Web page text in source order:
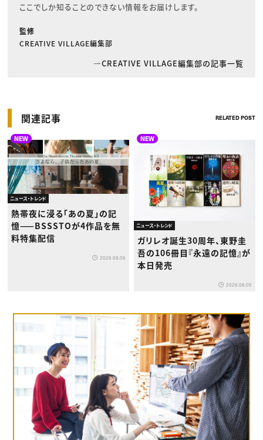
ここでしか知ることのできない情報をお届けします。
監修
CREATIVE VILLAGE編集部
CREATIVE VILLAGE編集部の記事一覧
関連記事 RELATED POST
NEW
ニュース・トレンド
熱帯夜に浸る「あの夏」の記
憶——BSSSTOが4作品を無
料特集配信
2026.08.06
NEW
ニュース・トレンド
ガリレオ誕生30周年、東野圭
吾の106冊目『永遠の記憶』が
本日発売
2026.08.05